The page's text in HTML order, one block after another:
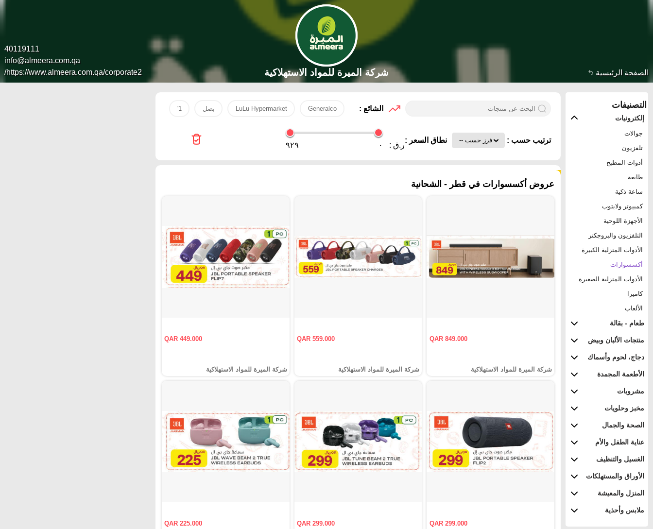
الصفحة الرئيسية
40119111
info@almeera.com.qa
https://www.almeera.com.qa/corporate2/
شركة الميرة للمواد الاستهلاكية
التصنيفات
إلكترونيات
جوالات
تلفزيون
أدوات المطبخ
طابعة
ساعة ذكية
كمبيوتر ولابتوب
الأجهزة اللوحية
التلفزيون والبروجكتر
الأدوات المنزلية الكبيرة
أكسسوارات
الأدوات المنزلية الصغيرة
كاميرا
الألعاب
طعام - بقالة
منتجات الألبان وبيض
دجاج، لحوم وأسماك
الأطعمة المجمدة
مشروبات
مخبز وحلويات
الصحة والجمال
عناية الطفل والأم
الغسيل والتنظيف
الأوراق والمستهلكات
المنزل والمعيشة
ملابس وأحذية
الشائع : Generalco
LuLu Hypermarket بصل 1'
ترتيب حسب : نطاق السعر :
ر.ق : ٠ ٩٢٩
عروض أكسسوارات في قطر - الشحانية
QAR 849.000
شركة الميرة للمواد الاستهلاكية
QAR 559.000
شركة الميرة للمواد الاستهلاكية
QAR 449.000
شركة الميرة للمواد الاستهلاكية
QAR 299.000
QAR 299.000
QAR 225.000